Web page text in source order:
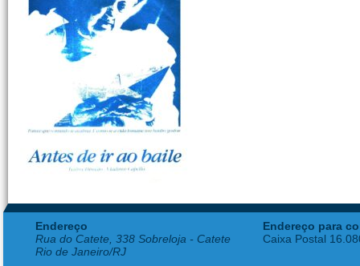
Endereço
Rua do Catete, 338 Sobreloja - Catete
Rio de Janeiro/RJ
Endereço para
Caixa Postal